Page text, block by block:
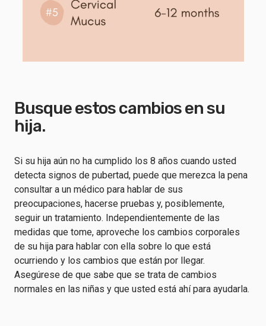
Busque estos cambios en su
hija.
Si su hija aún no ha cumplido los 8 años cuando usted
detecta signos de pubertad, puede que merezca la pena
consultar a un médico para hablar de sus
preocupaciones, hacerse pruebas y, posiblemente,
seguir un tratamiento. Independientemente de las
medidas que tome, aproveche los cambios corporales
de su hija para hablar con ella sobre lo que está
ocurriendo y los cambios que están por llegar.
Asegúrese de que sabe que se trata de cambios
normales en las niñas y que usted está ahí para ayudarla.